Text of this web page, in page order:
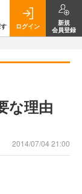
ログイン
新規
会員登録
な理由
2014/07/04 21:00